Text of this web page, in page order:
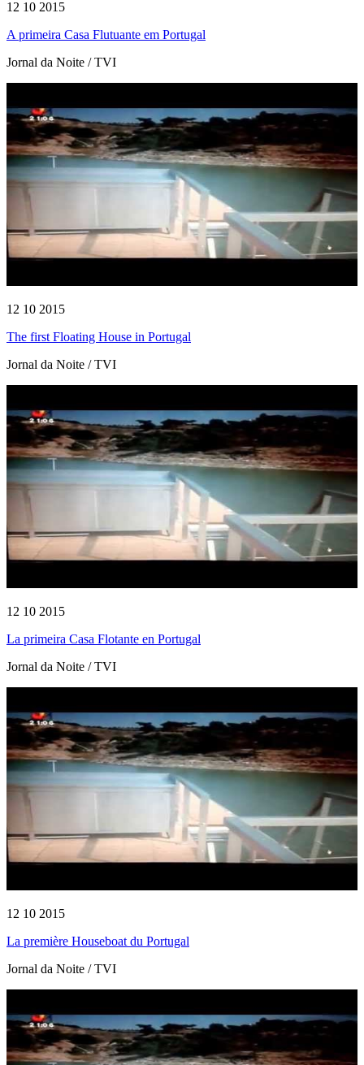
12 10 2015
A primeira Casa Flutuante em Portugal
Jornal da Noite / TVI
12 10 2015
The first Floating House in Portugal
Jornal da Noite / TVI
12 10 2015
La primeira Casa Flotante en Portugal
Jornal da Noite / TVI
12 10 2015
La première Houseboat du Portugal
Jornal da Noite / TVI